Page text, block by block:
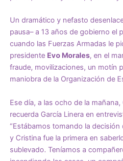
Un dramático y nefasto
pausa– a 13 años de gobierno el
cuando las Fuerzas Armadas le
presidente Evo Morales, en el
fraude, movilizaciones, un motín
maniobra de la Organización de
Ese día, a las ocho de la
recuerda García Linera en
“Estábamos tomando la
y Cristina fue la primera en
sublevado. Teníamos a